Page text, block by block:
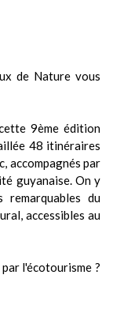
de Nature vous
9ème édition
48 itinéraires
accompagnés par
guyanaise. On y
du
accessibles au
l'écotourisme ?